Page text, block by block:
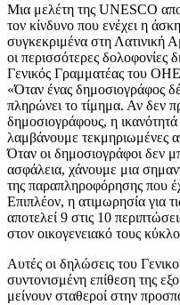
Μια μελέτη της UNESCO
τον κίνδυνο που ενέχει η
συγκεκριμένα στη Λατινική
οι περισσότερες
Γενικός Γραμματέας του
«Όταν ένας δημοσιογράφος
πληρώνει το τίμημα. Αν δεν
δημοσιογράφους, η
λαμβάνουμε τεκμηριωμένες
Όταν οι δημοσιογράφοι δεν
ασφάλεια, χάνουμε μια
της παραπληροφόρησης που
Επιπλέον, η ατιμωρησία για
αποτελεί 9 στις 10
στον οικογενειακό τους
Αυτές οι δηλώσεις του
συντονισμένη επίθεση της
μείνουν σταθεροί στην